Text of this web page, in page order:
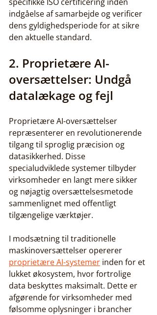
indgåelse af samarbejde og verificer
dens gyldighedsperiode for at sikre
den aktuelle standard.
2. Proprietære AI-
oversættelser: Undgå
datalækage og fejl
Proprietære AI-oversættelser
repræsenterer en revolutionerende
tilgang til sproglig præcision og
datasikkerhed. Disse
specialudviklede systemer tilbyder
virksomheder en langt mere sikker
og nøjagtig oversættelsesmetode
sammenlignet med offentligt
tilgængelige værktøjer.
I modsætning til traditionelle
maskinoversættelser opererer
proprietære AI-systemer inden for et
lukket økosystem, hvor fortrolige
data beskyttes maksimalt. Dette er
afgørende for virksomheder med
følsomme oplysninger i brancher